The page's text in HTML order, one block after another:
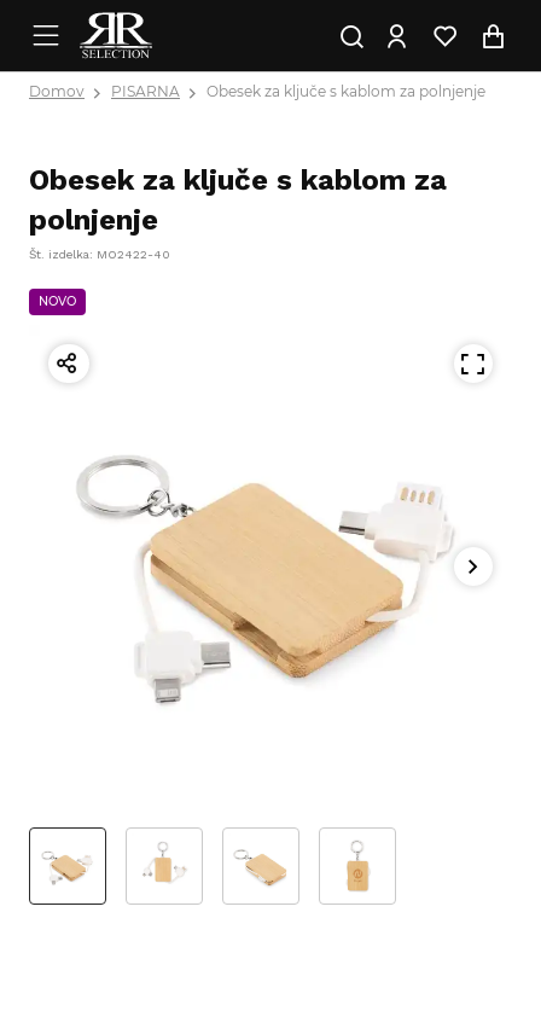
Domov PISARNA Obesek za ključe s kablom za polnjenje
Obesek za ključe s kablom za
polnjenje
Št. izdelka: MO2422-40
NOVO